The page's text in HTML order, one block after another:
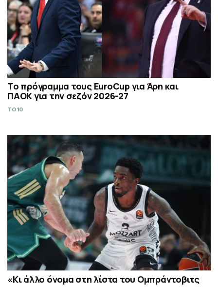
Το πρόγραμμα τους EuroCup για Άρη και
ΠΑΟΚ για την σεζόν 2026-27
TO10
«Kι άλλο όνομα στη λίστα του Ομπράντοβιτς